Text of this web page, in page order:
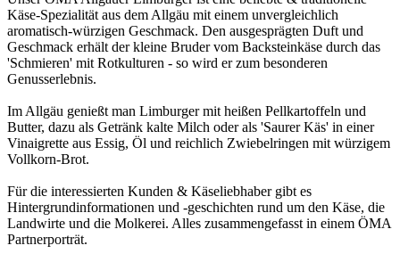
Käse-Spezialität aus dem Allgäu mit einem unvergleichlich
aromatisch-würzigen Geschmack. Den ausgesprägten Duft und
Geschmack erhält der kleine Bruder vom Backsteinkäse durch das
'Schmieren' mit Rotkulturen - so wird er zum besonderen
Genusserlebnis.
Im Allgäu genießt man Limburger mit heißen Pellkartoffeln und
Butter, dazu als Getränk kalte Milch oder als 'Saurer Käs' in einer
Vinaigrette aus Essig, Öl und reichlich Zwiebelringen mit würzigem
Vollkorn-Brot.
Für die interessierten Kunden & Käseliebhaber gibt es
Hintergrundinformationen und -geschichten rund um den Käse, die
Landwirte und die Molkerei. Alles zusammengefasst in einem ÖMA
Partnerporträt.